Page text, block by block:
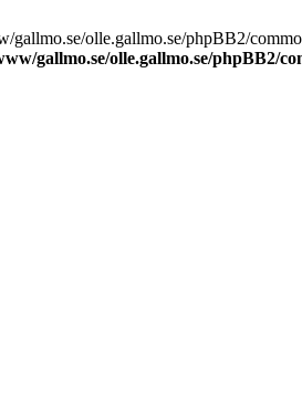
olle.gallmo.se/phpBB2/
gallmo.se/olle.gallmo.se/phpBB2/